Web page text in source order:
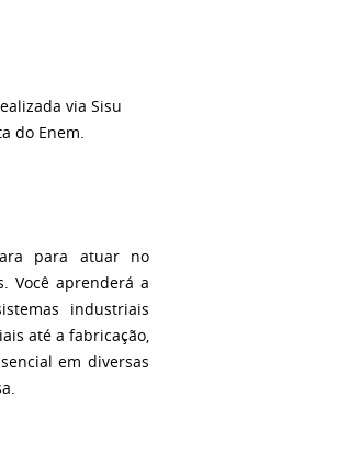
viaSisu
do Enem.
para atuar no
Você aprenderá a
industriais
até a fabricação,
em diversas